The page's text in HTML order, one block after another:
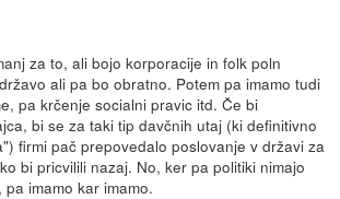
za to, ali bojo korporacije in folk poln
ali pa bo obratno. Potem pa imamo tudi
pa krčenje socialni pravic itd. Če bi
bi se za taki tip davčnih utaj (ki definitivno
firmi pač prepovedalo poslovanje v državi za
bi pricvilili nazaj. No, ker pa politiki nimajo
imamo kar imamo.